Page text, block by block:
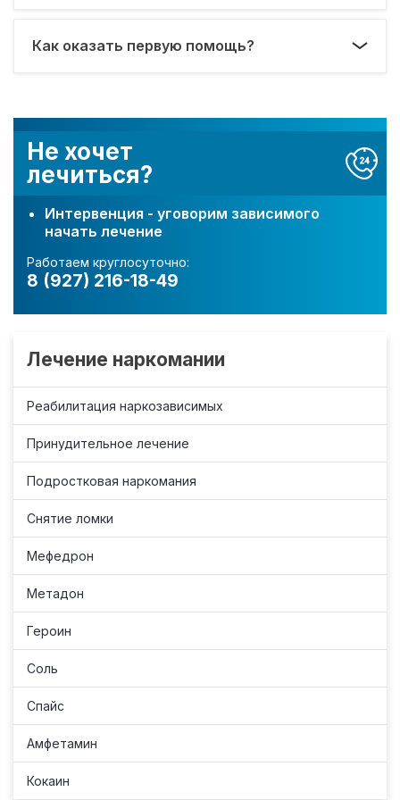
Не хочет
лечиться?
Интервенция - уговорим зависимого
начать лечение
Работаем круглосуточно:
8 (927) 216-18-49
Лечение наркомании
Реабилитация наркозависимых
Принудительное лечение
Подростковая наркомания
Снятие ломки
Мефедрон
Метадон
Героин
Соль
Спайс
Амфетамин
Кокаин
Как оказать первую помощь?